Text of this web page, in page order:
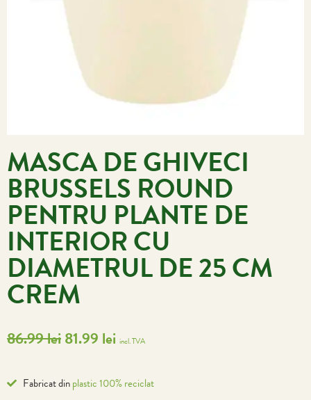
MASCA DE GHIVECI
BRUSSELS ROUND
PENTRU PLANTE DE
INTERIOR CU
DIAMETRUL DE 25 CM
CREM
86.99lei81.99 lei incl. TVA
Fabricat dinplastic 100% reciclat